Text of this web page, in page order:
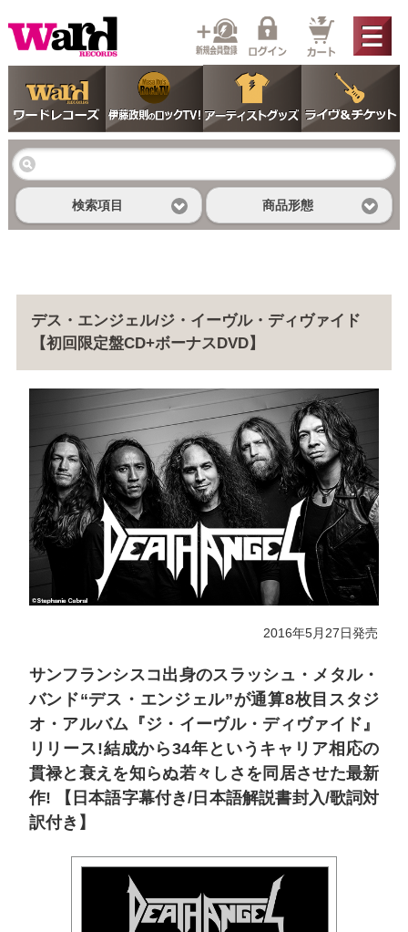
検索項目 商品形態
デス・エンジェル/ジ・イーヴル・ディヴァイド
【初回限定盤CD+ボーナスDVD】
2016年5月27日発売
サンフランシスコ出身のスラッシュ・メタル・
バンド“デス・エンジェル”が通算8枚目スタジ
オ・アルバム『ジ・イーヴル・ディヴァイド』
リリース!結成から34年というキャリア相応の
貫禄と衰えを知らぬ若々しさを同居させた最新
作! 【日本語字幕付き/日本語解説書封入/歌詞対
訳付き】